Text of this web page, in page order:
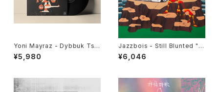
Yoni Mayraz - Dybbuk Tse!
"LP"
¥5,980
Jazzbois - Still Blunted "L
P"
¥6,046